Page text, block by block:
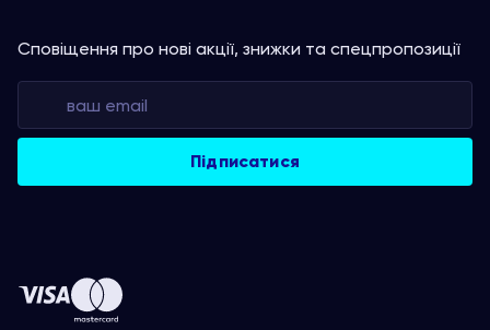
Сповіщення про нові акції, знижки та спецпропозиції